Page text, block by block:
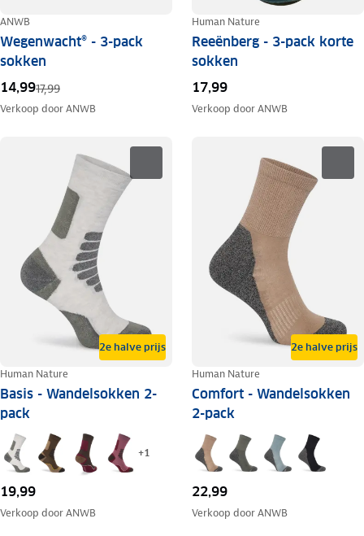
ANWB
Wegenwacht® - 3-pack
sokken
14,9917,99
Verkoop doorANWB
Human Nature
Reeënberg - 3-pack korte
sokken
17,99
Verkoop doorANWB
2e halve prijs
Human Nature
Basis - Wandelsokken 2-
pack
+1
19,99
Verkoop doorANWB
2e halve prijs
Human Nature
Comfort - Wandelsokken
2-pack
22,99
Verkoop doorANWB